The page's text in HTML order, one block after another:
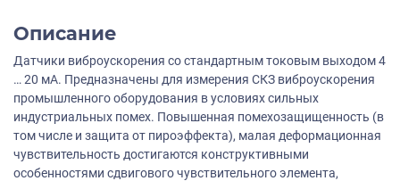
Описание
Датчики виброускорения со стандартным токовым выходом 4
… 20 мА. Предназначены для измерения СКЗ виброускорения
промышленного оборудования в условиях сильных
индустриальных помех. Повышенная помехозащищенность (в
том числе и защита от пироэффекта), малая деформационная
чувствительность достигаются конструктивными
особенностями сдвигового чувствительного элемента,